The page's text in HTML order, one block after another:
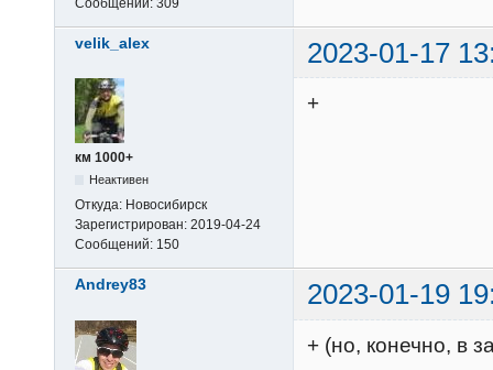
Сообщений: 309
velik_alex 2023-01-17
км 1000+
Неактивен
Откуда: Новосибирск
Зарегистрирован: 2019-04-24
Сообщений: 150
+
Andrey83 2023-01-19
+ (но, конечно, в